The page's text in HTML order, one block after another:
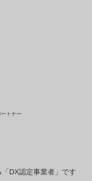
トナー
DX認定事業者」です